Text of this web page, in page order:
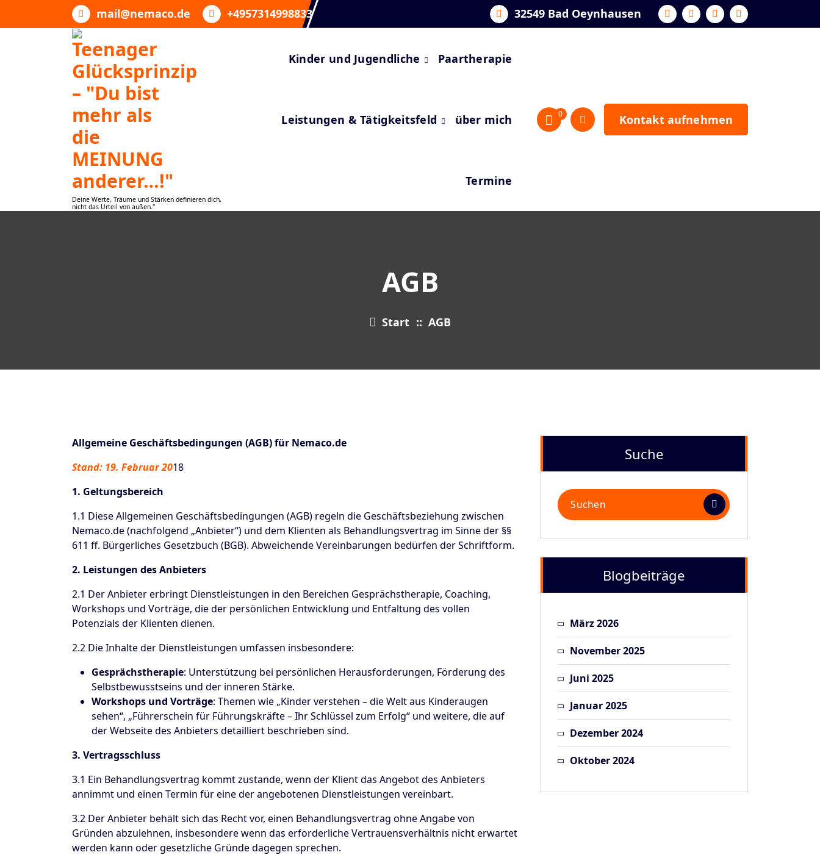
mail@nemaco.de +4957314998833 32549 Bad Oeynhausen
Deine Werte, Träume und Stärken definieren dich,
nicht das Urteil von außen."
Kinder und Jugendliche Paartherapie
Leistungen & Tätigkeitsfeld über mich
Termine
0 Kontakt aufnehmen
AGB
Start :: AGB
Allgemeine Geschäftsbedingungen (AGB) für Nemaco.de
Stand: 19. Februar 2018
1. Geltungsbereich
1.1 Diese Allgemeinen Geschäftsbedingungen (AGB) regeln die Geschäftsbeziehung zwischen
Nemaco.de (nachfolgend „Anbieter“) und dem Klienten als Behandlungsvertrag im Sinne der §§
611 ff. Bürgerliches Gesetzbuch (BGB). Abweichende Vereinbarungen bedürfen der Schriftform.
2. Leistungen des Anbieters
2.1 Der Anbieter erbringt Dienstleistungen in den Bereichen Gesprächstherapie, Coaching,
Workshops und Vorträge, die der persönlichen Entwicklung und Entfaltung des vollen
Potenzials der Klienten dienen.
2.2 Die Inhalte der Dienstleistungen umfassen insbesondere:
Gesprächstherapie: Unterstützung bei persönlichen Herausforderungen, Förderung des
Selbstbewusstseins und der inneren Stärke.
Workshops und Vorträge: Themen wie „Kinder verstehen – die Welt aus Kinderaugen
sehen“, „Führerschein für Führungskräfte – Ihr Schlüssel zum Erfolg“ und weitere, die auf
der Webseite des Anbieters detailliert beschrieben sind.
3. Vertragsschluss
3.1 Ein Behandlungsvertrag kommt zustande, wenn der Klient das Angebot des Anbieters
annimmt und einen Termin für eine der angebotenen Dienstleistungen vereinbart.
3.2 Der Anbieter behält sich das Recht vor, einen Behandlungsvertrag ohne Angabe von
Gründen abzulehnen, insbesondere wenn das erforderliche Vertrauensverhältnis nicht erwartet
werden kann oder gesetzliche Gründe dagegen sprechen.
Suche
Suchen
nach:
Blogbeiträge
März 2026
November 2025
Juni 2025
Januar 2025
Dezember 2024
Oktober 2024